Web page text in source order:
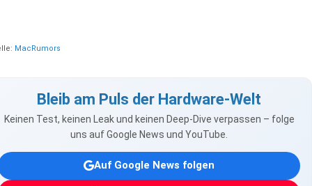
MacRumors
Bleib am Puls der Hardware-Welt
Keinen Test, keinen Leak und keinen Deep-Dive verpassen – folge
uns auf Google News und YouTube.
Auf Google News folgen